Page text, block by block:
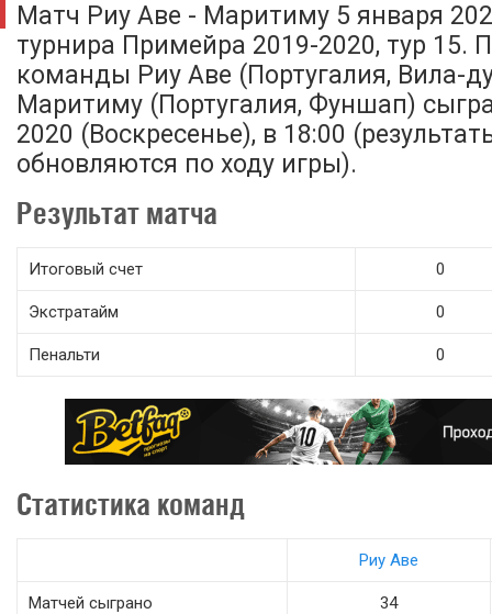
Матч Риу Аве - Маритиму 5 января
турнира Примейра 2019-2020, тур 15.
команды Риу Аве (Португалия, Вила-
Маритиму (Португалия, Фуншап)
2020 (Воскресенье), в 18:00
обновляются по ходу игры).
Результат матча
Итоговый счет 0
Экстратайм 0
Пенальти 0
Статистика команд
Риу Аве
Матчей сыграно 34